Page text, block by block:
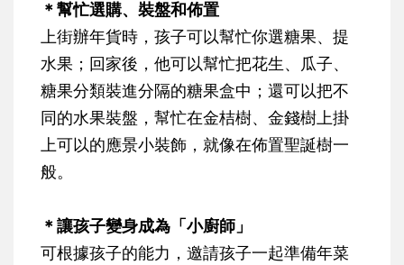
＊幫忙選購、裝盤和佈置
上街辦年貨時，孩子可以幫忙你選糖果、提
水果；回家後，他可以幫忙把花生、瓜子、
糖果分類裝進分隔的糖果盒中；還可以把不
同的水果裝盤，幫忙在金桔樹、金錢樹上掛
上可以的應景小裝飾，就像在佈置聖誕樹一
般。
＊讓孩子變身成為「小廚師」
可根據孩子的能力，邀請孩子一起準備年菜